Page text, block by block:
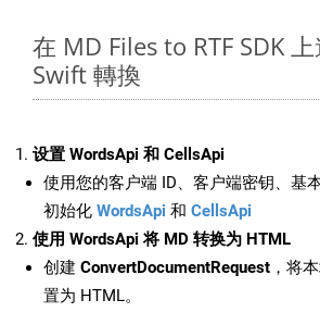
在 MD Files to RTF SDK
Swift 轉換
设置 WordsApi 和 CellsApi
使用您的客户端 ID、客户端密钥、基
初始化 WordsApi 和 CellsApi
使用 WordsApi 将 MD 转换为 HTML
创建 ConvertDocumentRequest ，将
置为 HTML。